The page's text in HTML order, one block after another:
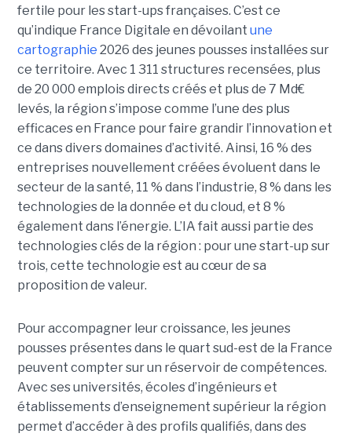
fertile pour les start-ups françaises. C’est ce
qu’indique France Digitale en dévoilant une
cartographie 2026 des jeunes pousses installées sur
ce territoire. Avec 1 311 structures recensées, plus
de 20 000 emplois directs créés et plus de 7 Md€
levés, la région s’impose comme l’une des plus
efficaces en France pour faire grandir l’innovation et
ce dans divers domaines d’activité. Ainsi, 16 % des
entreprises nouvellement créées évoluent dans le
secteur de la santé, 11 % dans l’industrie, 8 % dans les
technologies de la donnée et du cloud, et 8 %
également dans l’énergie. L’IA fait aussi partie des
technologies clés de la région : pour une start-up sur
trois, cette technologie est au cœur de sa
proposition de valeur.
Pour accompagner leur croissance, les jeunes
pousses présentes dans le quart sud-est de la France
peuvent compter sur un réservoir de compétences.
Avec ses universités, écoles d’ingénieurs et
établissements d’enseignement supérieur la région
permet d’accéder à des profils qualifiés, dans des